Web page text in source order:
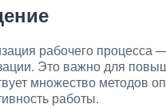
рабочего процесса
Это важно для
множество методов
работы.